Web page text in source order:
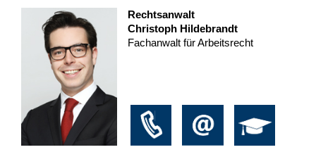
Rechtsanwalt
Christoph Hildebrandt
Fachanwalt für Arbeitsrecht